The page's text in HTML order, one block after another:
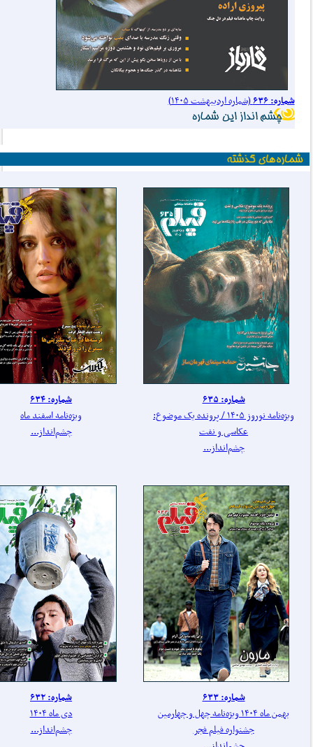
شماره: ۶۳۶ (شماره اردیبهشت ۱۴۰۵)
شماره: ۶۳۵
ویژه‌نامه نوروز ۱۴۰۵ / پرونده یک موضوع:
عکاسی و نفت
چشم‌انداز...
شماره: ۶۳۴
ویژه‌نامه اسفند ماه
چشم‌انداز...
شماره: ۶۳۳
بهمن ماه ۱۴۰۴ ویژه‌نامه چهل‌ و‌ چهارمین
جشنواره فیلم فجر
شماره: ۶۳۲
دی ماه ۱۴۰۴
چشم‌انداز...